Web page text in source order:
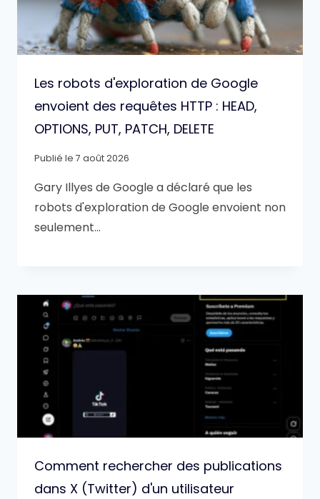
Les robots d'exploration de Google
envoient des requêtes HTTP : HEAD,
OPTIONS, PUT, PATCH, DELETE
Publié le 7 août 2026
Gary Illyes de Google a déclaré que les
robots d'exploration de Google envoient non
seulement…
Comment rechercher des publications
dans X (Twitter) d'un utilisateur